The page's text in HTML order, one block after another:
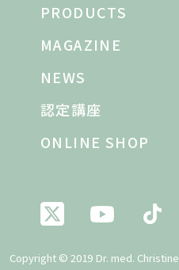
PRODUCTS
MAGAZINE
NEWS
認定講座
ONLINE SHOP
Copyright © 2019 Dr. med.